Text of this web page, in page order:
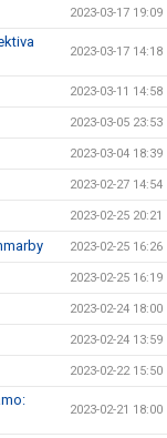
2023-03-17 19:09
2023-03-17 14:18
2023-03-11 14:58
2023-03-05 23:53
2023-03-04 18:39
2023-02-27 14:54
2023-02-25 20:21
2023-02-25 16:26
2023-02-25 16:19
2023-02-24 18:00
2023-02-24 13:59
2023-02-22 15:50
2023-02-21 18:00